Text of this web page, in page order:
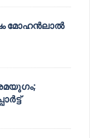
മോഹൻലാൽ